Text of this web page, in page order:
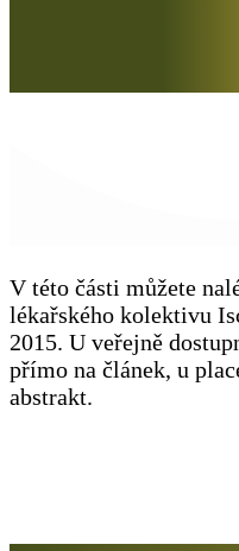
V této části můžete
lékařského kolektivu
2015. U veřejně
přímo na článek, u
abstrakt.